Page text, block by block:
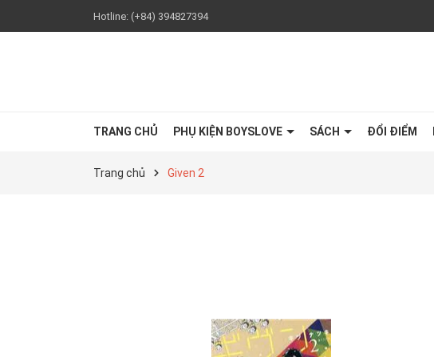
Hotline: (+84) 394827394
TRANG CHỦ PHỤ KIỆN BOYSLOVE SÁCH ĐỔI ĐIỂM
Trang chủ Given 2